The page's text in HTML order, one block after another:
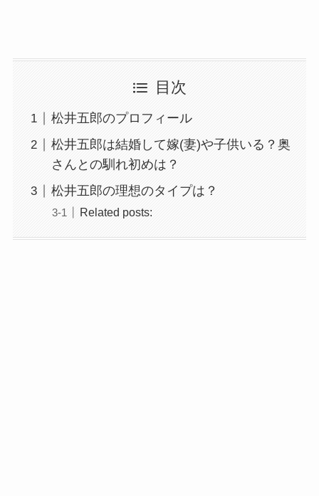
目次
松井五郎のプロフィール
松井五郎は結婚して嫁(妻)や子供いる？奥
さんとの馴れ初めは？
松井五郎の理想のタイプは？
Related posts: